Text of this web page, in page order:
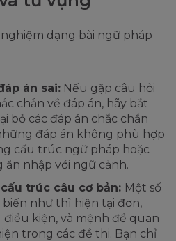
dạng bài ngữ pháp
án sai: Nếu gặp câu hỏi
chắn về đáp án, hãy bắt
bỏ các đáp án chắc chắn
đáp án không phù hợp
cấu trúc ngữ pháp hoặc
nhập với ngữ cảnh.
trúc câu cơ bản: Một số
như thì hiện tại đơn,
kiện, và mệnh đề quan
trong các đề thi. Bạn chỉ